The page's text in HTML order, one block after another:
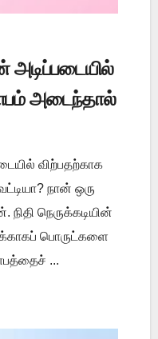
அடைந்தால்
விற்பதற்காக
நான் ஒரு
நெருக்கடியின்
பொருட்களை
...